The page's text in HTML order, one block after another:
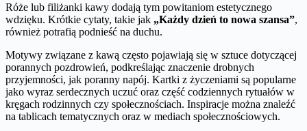
Róże lub filiżanki kawy dodają tym powitaniom estetycznego
wdzięku. Krótkie cytaty, takie jak „Każdy dzień to nowa szansa”,
również potrafią podnieść na duchu.
Motywy związane z kawą często pojawiają się w sztuce dotyczącej
porannych pozdrowień, podkreślając znaczenie drobnych
przyjemności, jak poranny napój. Kartki z życzeniami są popularne
jako wyraz serdecznych uczuć oraz część codziennych rytuałów w
kręgach rodzinnych czy społecznościach. Inspiracje można znaleźć
na tablicach tematycznych oraz w mediach społecznościowych.